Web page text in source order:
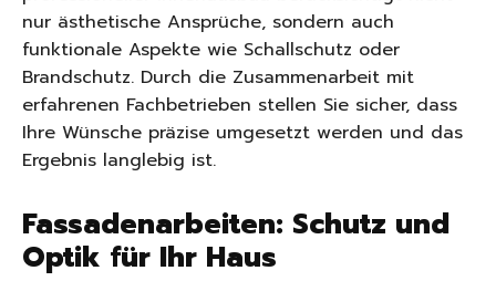
nur ästhetische Ansprüche, sondern auch
funktionale Aspekte wie Schallschutz oder
Brandschutz. Durch die Zusammenarbeit mit
erfahrenen Fachbetrieben stellen Sie sicher, dass
Ihre Wünsche präzise umgesetzt werden und das
Ergebnis langlebig ist.
Fassadenarbeiten: Schutz und
Optik für Ihr Haus